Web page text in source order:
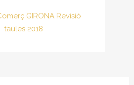
GIRONA Revisió
taules 2018